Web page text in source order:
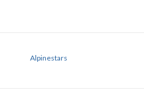
Alpinestars